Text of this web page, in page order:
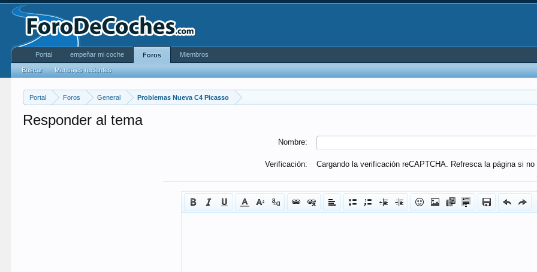
Portal Foros General Problemas Nueva C4 Picasso
Responder al tema
Nombre:
Verificación: Cargando la verificación reCAPTCHA. Refresca la página si no
Portal empeñar mi coche Foros
Buscar Mensajes recientes
Miembros